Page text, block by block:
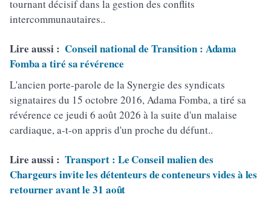
tournant décisif dans la gestion des conflits
intercommunautaires..
Lire aussi : Conseil national de Transition : Adama
Fomba a tiré sa révérence
L'ancien porte-parole de la Synergie des syndicats
signataires du 15 octobre 2016, Adama Fomba, a tiré sa
révérence ce jeudi 6 août 2026 à la suite d'un malaise
cardiaque, a-t-on appris d'un proche du défunt..
Lire aussi : Transport : Le Conseil malien des
Chargeurs invite les détenteurs de conteneurs vides à les
retourner avant le 31 août